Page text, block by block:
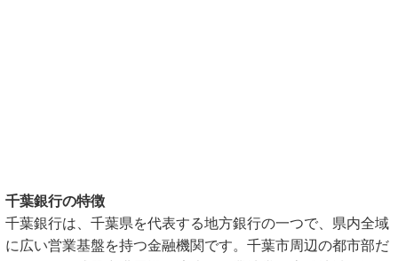
千葉銀行の特徴
千葉銀行は、千葉県を代表する地方銀行の一つで、県内全域
に広い営業基盤を持つ金融機関です。千葉市周辺の都市部だ